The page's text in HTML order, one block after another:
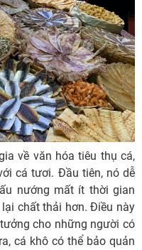
về văn hóa tiêu thụ cá,
cá tươi. Đầu tiên, nó dễ
nướng mất ít thời gian
chất thải hơn. Điều này
cho những người có
cá khô có thể bảo quản